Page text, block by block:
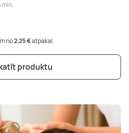
min.
no2,25 €atpakaļ
produktu